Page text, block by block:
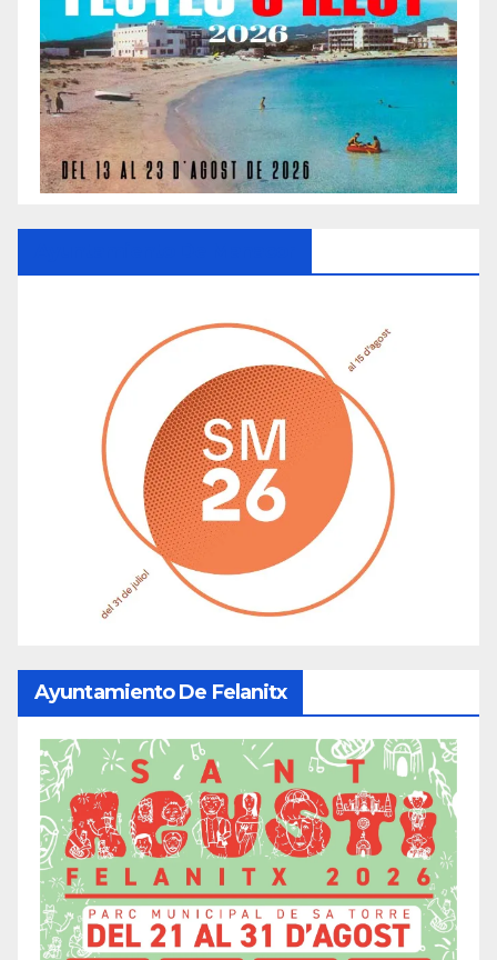
Ayuntamiento De Felanitx